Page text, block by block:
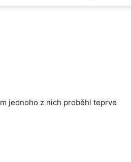
jednoho z nich proběhl teprve